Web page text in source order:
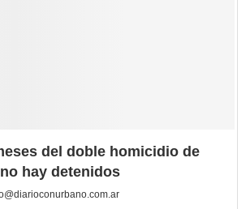
del doble homicidio de
hay detenidos